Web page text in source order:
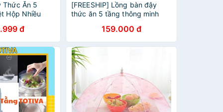
Thức Ăn 5
Hộp Nhiều
đ
[FREESHIP] Lồng bàn đậy
thức ăn 5 tầng thông minh
159.000 đ